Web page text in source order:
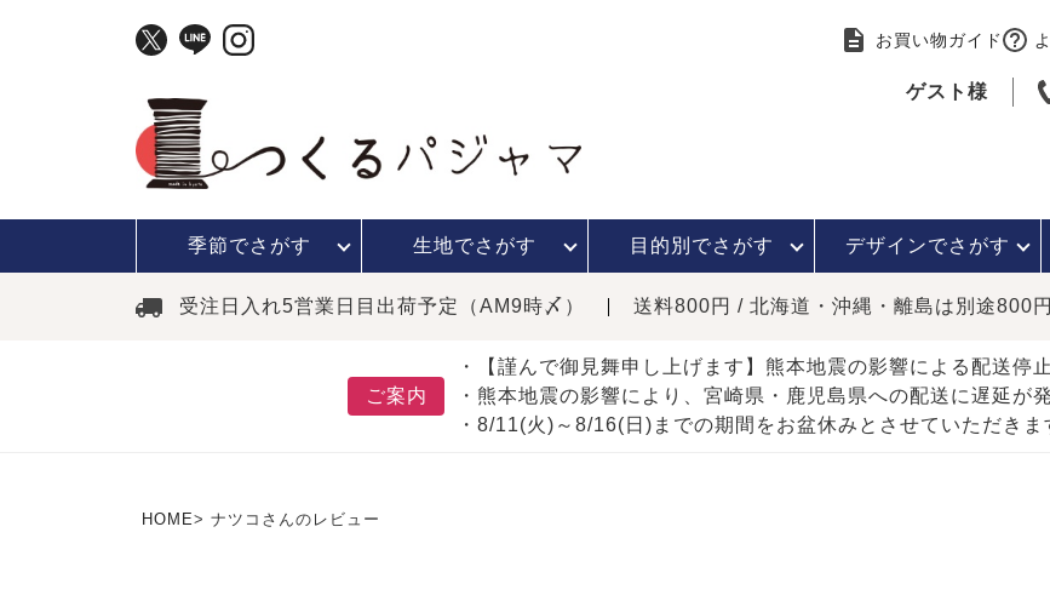
お買い物ガイド
ゲスト様
季節でさがす 生地でさがす 目的別でさがす デザインでさがす
受注日入れ5営業日目出荷予定（AM9時〆） 送料800円 / 北海道・沖縄・離島は別途800円
ご案内
・【謹んで御見舞申し上げます】熊本地震の影響による配送停
・熊本地震の影響により、宮崎県・鹿児島県への配送に遅延が
・8/11(火)～8/16(日)までの期間をお盆休みとさせていただきま
HOME ナツコさんのレビュー